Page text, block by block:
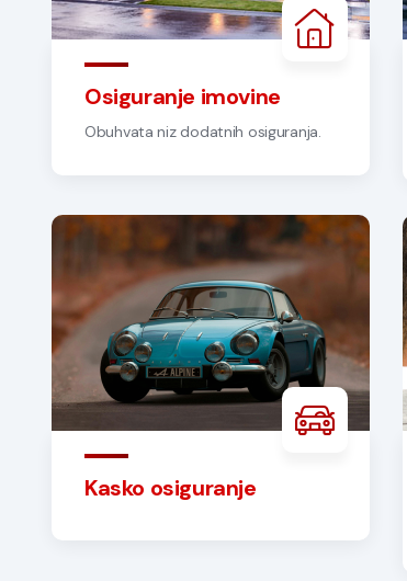
Osiguranje imovine
Obuhvata niz dodatnih osiguranja.
Kasko osiguranje